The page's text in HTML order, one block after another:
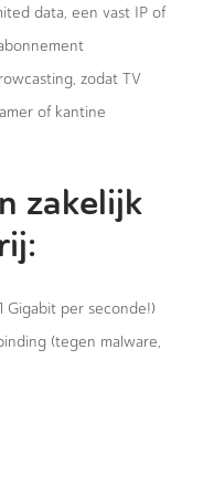
data, een vast IP of
zodat TV
of kantine
zakelijk
Gigabit per seconde!)
(tegen malware,